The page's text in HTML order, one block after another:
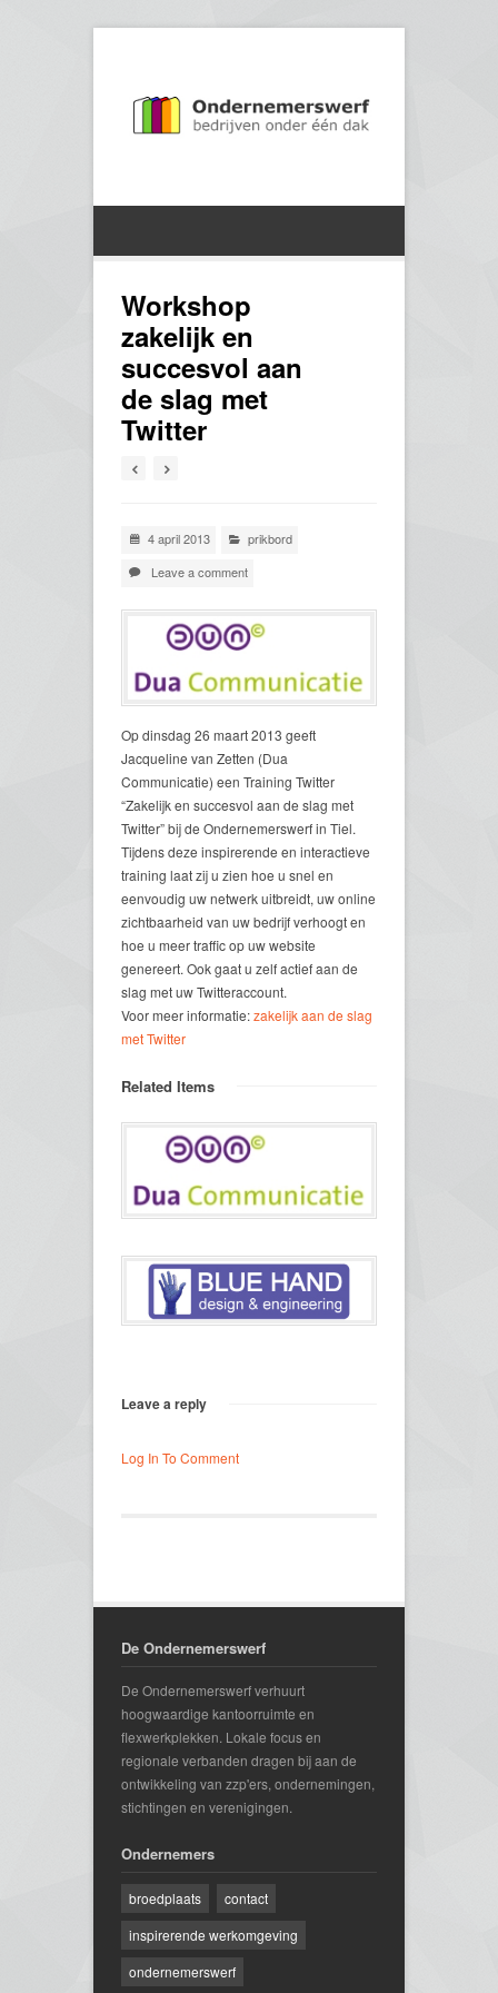
Workshop
zakelijk en
succesvol aan
de slag met
Twitter
4 april 2013
prikbord
Leave a comment
Op dinsdag 26 maart 2013 geeft
Jacqueline van Zetten (Dua
Communicatie) een Training Twitter
“Zakelijk en succesvol aan de slag met
Twitter” bij de Ondernemerswerf in Tiel.
Tijdens deze inspirerende en interactieve
training laat zij u zien hoe u snel en
eenvoudig uw netwerk uitbreidt, uw online
zichtbaarheid van uw bedrijf verhoogt en
hoe u meer traffic op uw website
genereert. Ook gaat u zelf actief aan de
slag met uw Twitteraccount.
Voor meer informatie:zakelijk aan de slag
met Twitter
Related Items
Leave a reply
Log In To Comment
De Ondernemerswerf
De Ondernemerswerf verhuurt
hoogwaardige kantoorruimte en
flexwerkplekken. Lokale focus en
regionale verbanden dragen bij aan de
ontwikkeling van zzp'ers, ondernemingen,
stichtingen en verenigingen.
Ondernemers
broedplaats
contact
inspirerende werkomgeving
ondernemerswerf